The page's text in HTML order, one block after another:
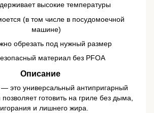
высокие температуры
(в том числе в посудомоечной
машине)
обрезать под нужный размер
материал без PFOA
Описание
— это универсальный антипригарный
позволяет готовить на гриле без дыма,
и лишнего жира.